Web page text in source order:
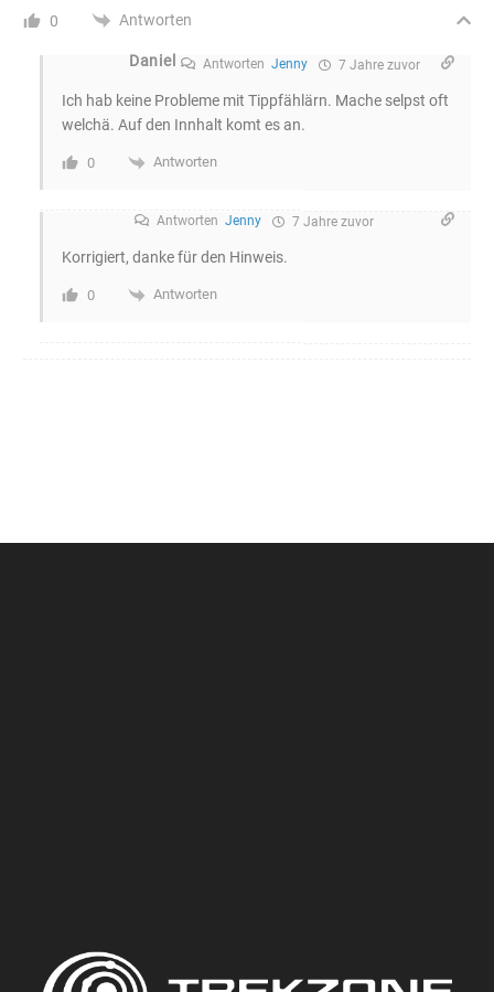
0 Antworten
Daniel AntwortenJenny 7 Jahre zuvor
Ich hab keine Probleme mit Tippfählärn. Mache selpst oft
welchä. Auf den Innhalt komt es an.
0 Antworten
Antworten Jenny 7 Jahre zuvor
Korrigiert, danke für den Hinweis.
0 Antworten